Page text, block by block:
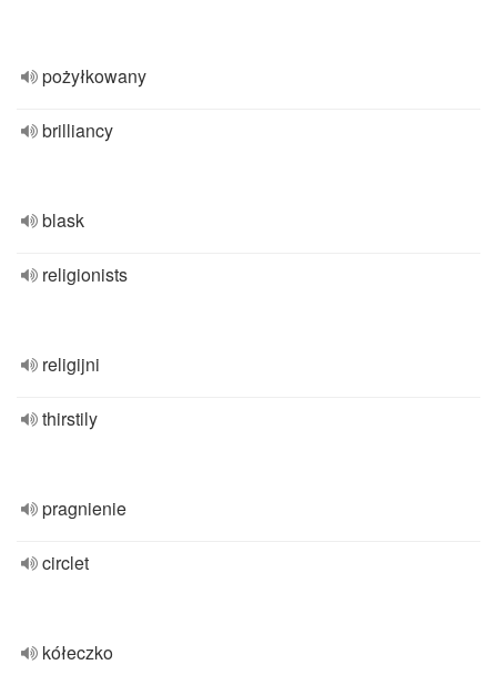
pożyłkowany
brilliancy
blask
religionists
religijni
thirstily
pragnienie
circlet
kółeczko